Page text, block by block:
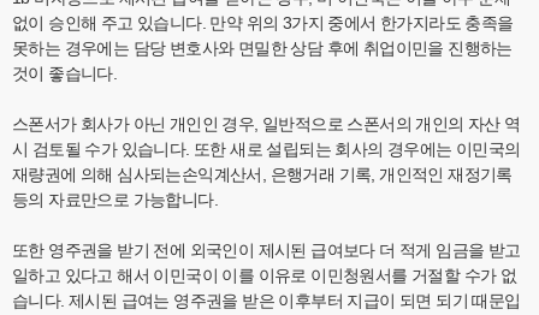
없이 승인해 주고 있습니다. 만약 위의 3가지 중에서 한가지라도 충족을
못하는 경우에는 담당 변호사와 면밀한 상담 후에 취업이민을 진행하는
것이 좋습니다.
스폰서가 회사가 아닌 개인인 경우, 일반적으로 스폰서의 개인의 자산 역
시 검토될 수가 있습니다. 또한 새로 설립되는 회사의 경우에는 이민국의
재량권에 의해 심사되는손익계산서, 은행거래 기록, 개인적인 재정기록
등의 자료만으로 가능합니다.
또한 영주권을 받기 전에 외국인이 제시된 급여보다 더 적게 임금을 받고
일하고 있다고 해서 이민국이 이를 이유로 이민청원서를 거절할 수가 없
습니다. 제시된 급여는 영주권을 받은 이후부터 지급이 되면 되기 때문입